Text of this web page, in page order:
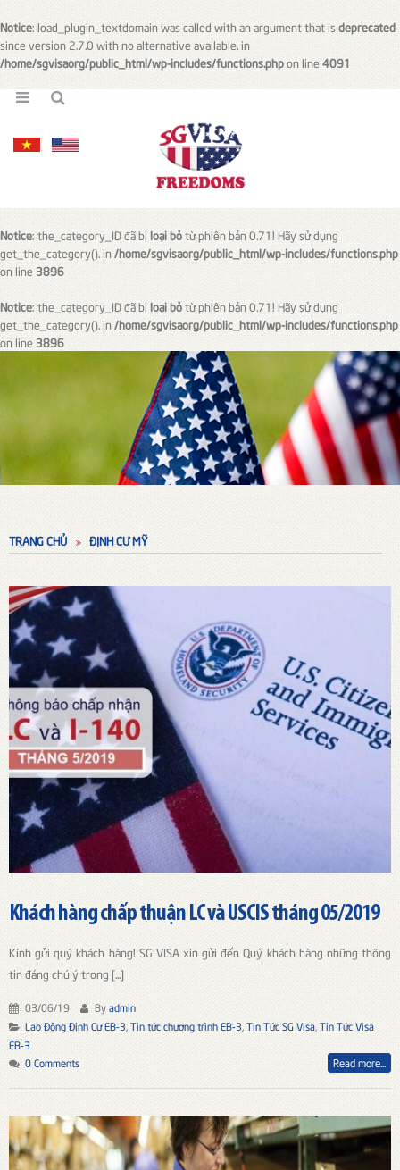
Notice: load_plugin_textdomain was called with an argument that isdeprecated
since version 2.7.0 with no alternative available. in
/home/sgvisaorg/public_html/wp-includes/functions.phpon line4091
Notice: the_category_ID đã bị loại bỏtừ phiên bản 0.71! Hãy sử dụng
get_the_category(). in/home/sgvisaorg/public_html/wp-includes/functions.php
on line3896
Notice: the_category_ID đã bị loại bỏtừ phiên bản 0.71! Hãy sử dụng
get_the_category(). in/home/sgvisaorg/public_html/wp-includes/functions.php
on line3896
TRANG CHỦ ĐỊNH CƯ MỸ
Khách hàng chấp thuận LC và USCIS tháng 05/2019
Kính gửi quý khách hàng! SG VISA xin gửi đến Quý khách hàng những thông
tin đáng chú ý trong [...]
03/06/19 Byadmin
Lao Động Định Cư EB-3 Tin tức chương trình EB-3 Tin Tức SG Visa, Tin Tức Visa
EB-3
0 Comments
Read more...